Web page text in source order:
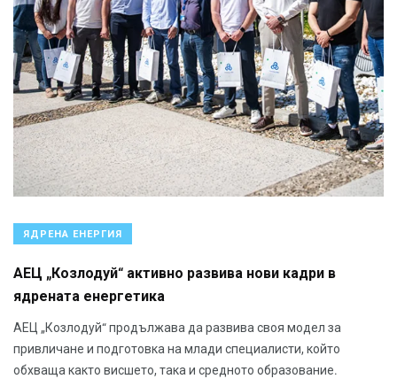
ЯДРЕНА ЕНЕРГИЯ
АЕЦ „Козлодуй“ активно развива нови кадри в
ядрената енергетика
АЕЦ „Козлодуй“ продължава да развива своя модел за
привличане и подготовка на млади специалисти, който
обхваща както висшето, така и средното образование.